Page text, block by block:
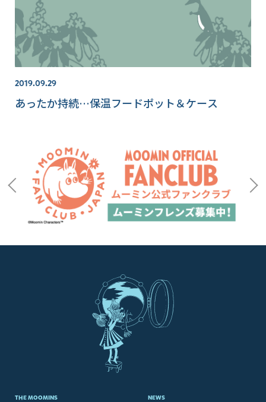
2019.09.29
あったか持続…保温フードポット＆ケース
THE MOOMINS NEWS